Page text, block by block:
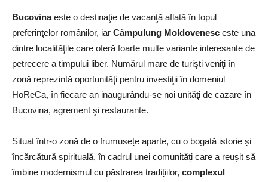
Bucovinaeste o destinaţie de vacanţă aflată în topul
preferinţelor românilor, iar Câmpulung Moldovenesc este una
dintre localităţile care oferă foarte multe variante interesante de
petrecere a timpului liber. Numărul mare de turişti veniţi în
zonă reprezintă oportunităţi pentru investiţii în domeniul
HoReCa, în fiecare an inaugurându-se noi unităţi de cazare în
Bucovina, agrement şi restaurante.
Situat într-o zonă de o frumusețe aparte, cu o bogată istorie și
încărcătură spirituală, în cadrul unei comunități care a reușit să
îmbine modernismul cu păstrarea tradițiilor, complexul